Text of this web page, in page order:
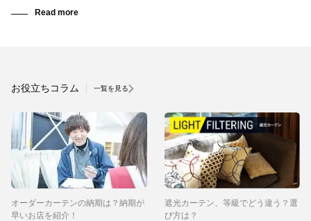
お役立ちコラム 一覧を見る
オーダーカーテンの納期は？納期が
早いお店を紹介！
遮光カーテン、等級でどう違う？選
び方は？